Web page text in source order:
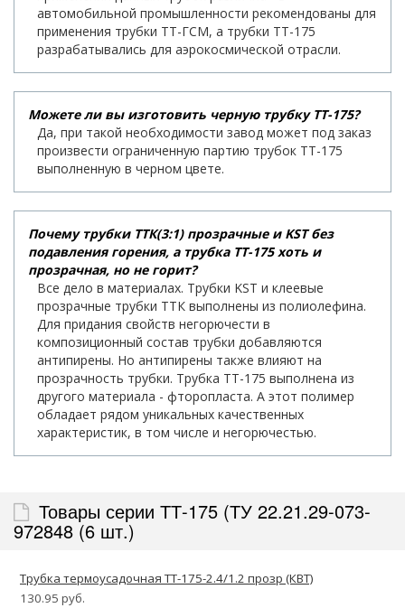
автомобильной промышленности рекомендованы для
применения трубки ТТ-ГСМ, а трубки ТТ-175
разрабатывались для аэрокосмической отрасли.
Можете ли вы изготовить черную трубку ТТ-175?
Да, при такой необходимости завод может под заказ
произвести ограниченную партию трубок ТТ-175
выполненную в черном цвете.
Почему трубки ТТК(3:1) прозрачные и KST без
подавления горения, а трубка ТТ-175 хоть и
прозрачная, но не горит?
Все дело в материалах. Трубки KST и клеевые
прозрачные трубки ТТК выполнены из полиолефина.
Для придания свойств негорючести в
композиционный состав трубки добавляются
антипирены. Но антипирены также влияют на
прозрачность трубки. Трубка ТТ-175 выполнена из
другого материала - фторопласта. А этот полимер
обладает рядом уникальных качественных
характеристик, в том числе и негорючестью.
Товары серии ТТ-175 (ТУ 22.21.29-073-
972848 (6 шт.)
Трубка термоусадочная ТТ-175-2.4/1.2 прозр (КВТ)
130.95 руб.